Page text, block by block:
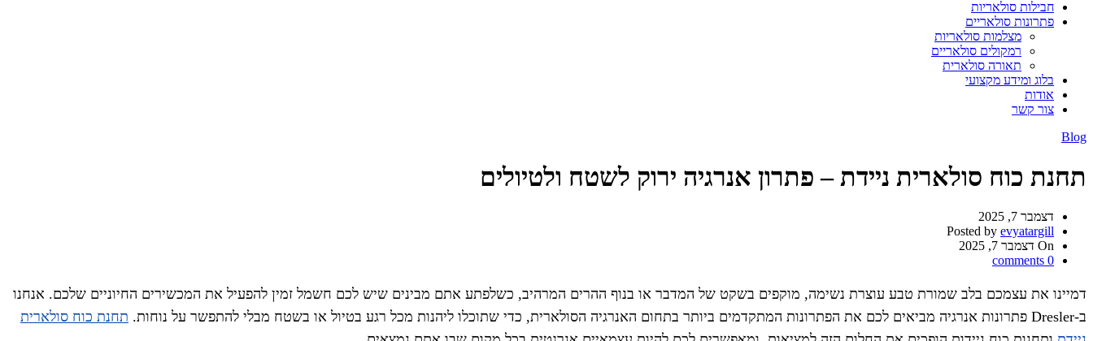
חבילות סולאריות
פתרונות סולאריים
מצלמות סולאריות
רמקולים סולאריים
תאורה סולארית
בלוג ומידע מקצועי
אודות
צור קשר
Blog
תחנת כוח סולארית ניידת – פתרון אנרגיה ירוק לשטח ולטיולים
דצמבר 7, 2025
Posted by evyatargill
On דצמבר 7, 2025
0
comments
דמיינו את עצמכם בלב שמורת טבע עוצרת נשימה, מוקפים בשקט של המדבר או בנוף ההרים המרהיב, כשלפתע אתם מבינים שיש לכם חשמל זמין להפעיל את המכשירים החיוניים שלכם. אנחנו
ב-Dresler פתרונות אנרגיה מביאים לכם את הפתרונות המתקדמים ביותר בתחום האנרגיה הסולארית, כדי שתוכלו ליהנות מכל רגע בטיול או בשטח מבלי להתפשר על נוחות.
תחנת כוח סולארית